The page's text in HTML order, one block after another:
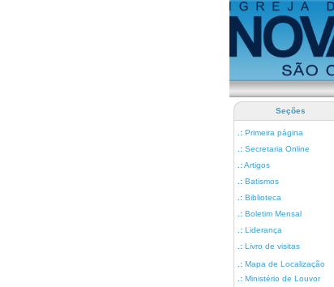
Seções
.: Primeira página
.: Secretaria Online
.:Artigos
.: Batismos
.: Biblioteca
.: Boletim Mensal
.: Liderança
.: Livro de visitas
.: Mapa de Localização
.: Ministério de Louvor